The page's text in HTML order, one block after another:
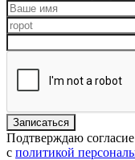
Подтверждаю
с политикой